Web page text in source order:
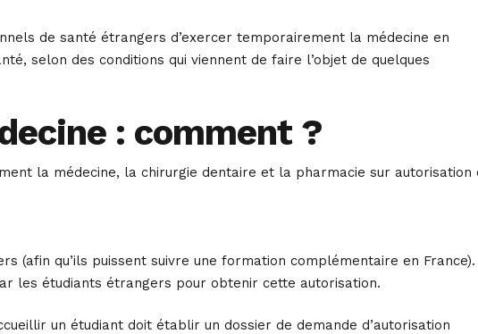
de santé étrangers d’exercer temporairement la médecine en
selon des conditions qui viennent de faire l’objet de quelques
: comment ?
la médecine, la chirurgie dentaire et la pharmacie sur autorisation
(afin qu’ils puissent suivre une formation complémentaire en France).
les étudiants étrangers pour obtenir cette autorisation.
un étudiant doit établir un dossier de demande d’autorisation